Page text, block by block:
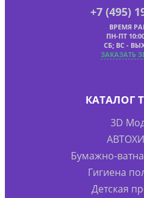
+7 (495)
ВРЕМЯ
ПН-ПТ
СБ; ВС -
ЗАКАЗАТЬ
КАТАЛОГ
3D
Бумажно-
Гигиена
Детская